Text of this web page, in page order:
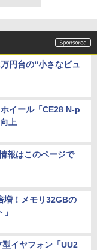
円台の“小さなピュ
イール「CE28 N-p
上
報はこのページで
増！メモリ32GBの
イヤフォン「UU2